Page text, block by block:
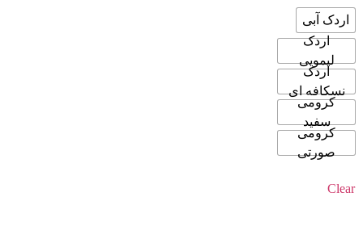
اردک آبی
اردک
لیمویی
اردک
نسکافه ای
کرومی
سفید
کرومی
صورتی
Clear